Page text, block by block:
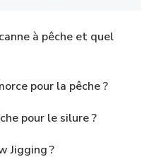
à pêche et quel
pour la pêche ?
pour le silure ?
Jigging ?